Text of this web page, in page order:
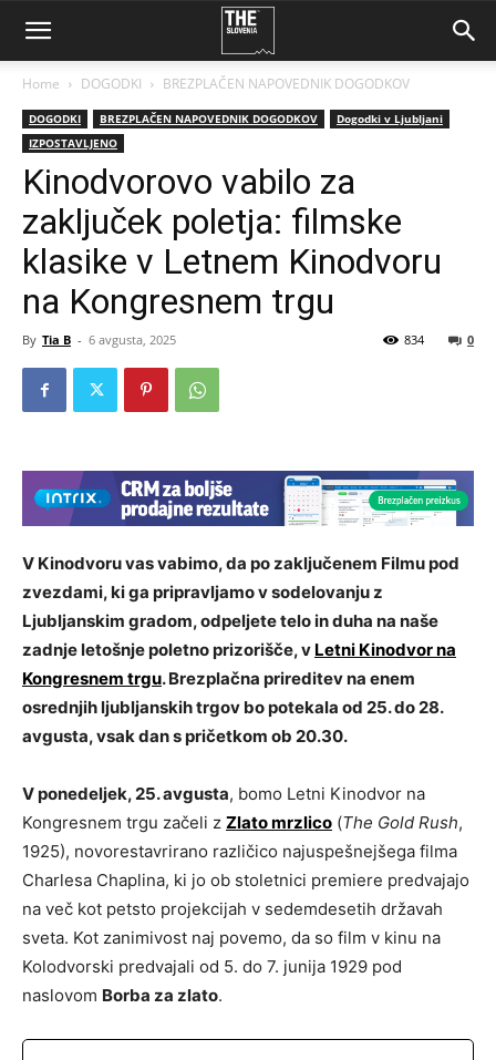
Home DOGODKI BREZPLAČEN NAPOVEDNIK DOGODKOV
DOGODKI BREZPLAČEN NAPOVEDNIK DOGODKOV
Dogodki v Ljubljani
IZPOSTAVLJENO
Kinodvorovo vabilo za
zaključek poletja: filmske
klasike v Letnem Kinodvoru
na Kongresnem trgu
By Tia B - 6 avgusta, 2025 0
834
V Kinodvoru vas vabimo, da po zaključenem Filmu pod
zvezdami, ki ga pripravljamo v sodelovanju z
Ljubljanskim gradom, odpeljete telo in duha na naše
zadnje letošnje poletno prizorišče, v Letni Kinodvor na
Kongresnem trgu. Brezplačna prireditev na enem
osrednjih ljubljanskih trgov bo potekala od 25. do 28.
avgusta, vsak dan s pričetkom ob 20.30.
V ponedeljek, 25. avgusta, bomo Letni Kinodvor na
Kongresnem trgu začeli z Zlato mrzlico (The Gold Rush,
1925), novorestavrirano različico najuspešnejšega filma
Charlesa Chaplina, ki jo ob stoletnici premiere predvajajo
na več kot petsto projekcijah v sedemdesetih državah
sveta. Kot zanimivost naj povemo, da so film v kinu na
Kolodvorski predvajali od 5. do 7. junija 1929 pod
naslovom Borba za zlato.